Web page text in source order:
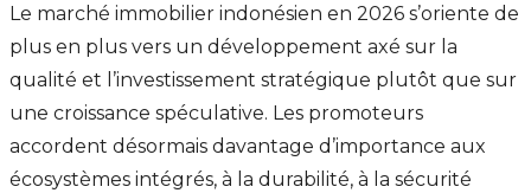
Le marché immobilier indonésien en 2026 s’oriente de
plus en plus vers un développement axé sur la
qualité et l’investissement stratégique plutôt que sur
une croissance spéculative. Les promoteurs
accordent désormais davantage d’importance aux
écosystèmes intégrés, à la durabilité, à la sécurité